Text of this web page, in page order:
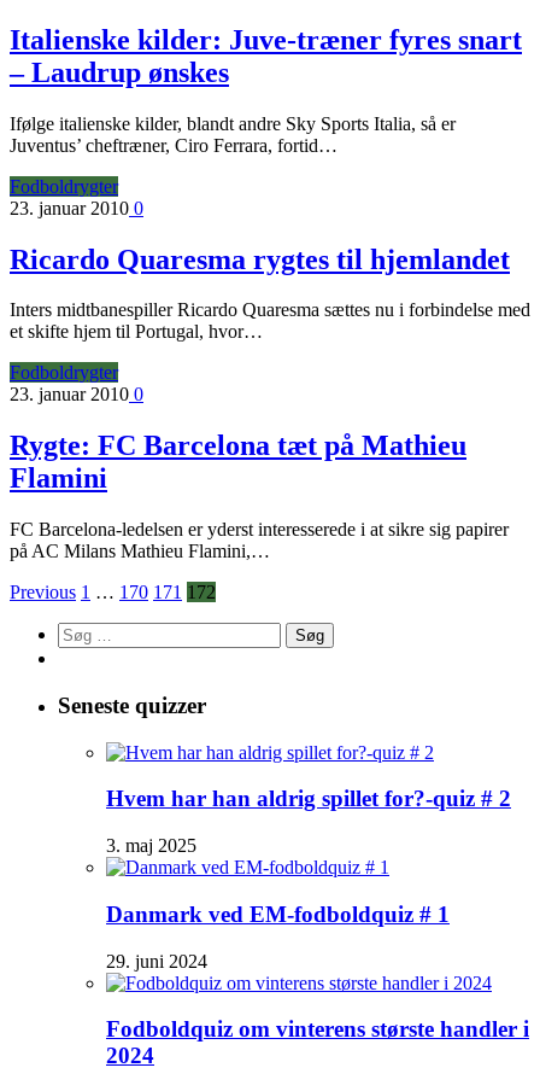
Italienske kilder: Juve-træner fyres snart
– Laudrup ønskes
Ifølge italienske kilder, blandt andre Sky Sports Italia, så er
Juventus’ cheftræner, Ciro Ferrara, fortid…
Fodboldrygter
23. januar 2010 0
Ricardo Quaresma rygtes til hjemlandet
Inters midtbanespiller Ricardo Quaresma sættes nu i forbindelse med
et skifte hjem til Portugal, hvor…
Fodboldrygter
23. januar 2010 0
Rygte: FC Barcelona tæt på Mathieu
Flamini
FC Barcelona-ledelsen er yderst interesserede i at sikre sig papirer
på AC Milans Mathieu Flamini,…
Previous 1 … 170 171 172
Søg
efter:
Seneste quizzer
Hvem har han aldrig spillet for?-quiz # 2
3. maj 2025
Danmark ved EM-fodboldquiz # 1
29. juni 2024
Fodboldquiz om vinterens største handler i
2024